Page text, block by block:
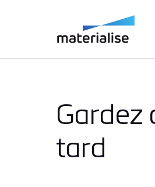
Gardez
tard